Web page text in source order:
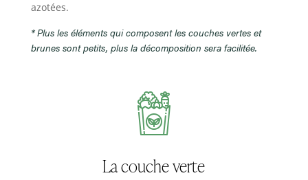
azotées.
* Plus les éléments qui composent les couches vertes et
brunes sont petits, plus la décomposition sera facilitée.
La couche verte